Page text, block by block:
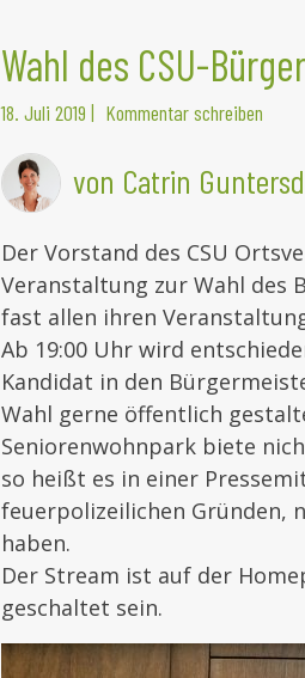
Wahl des CSU-
18. Juli 2019 | Kommentar schreiben
von Catrin
Der Vorstand des CSU
Veranstaltung zur Wahl des
fast allen ihren
Ab 19:00 Uhr wird
Kandidat in den
Wahl gerne öffentlich
Seniorenwohnpark biete
so heißt es in einer
feuerpolizeilichen Gründen,
haben.
Der Stream ist auf der
geschaltet sein.